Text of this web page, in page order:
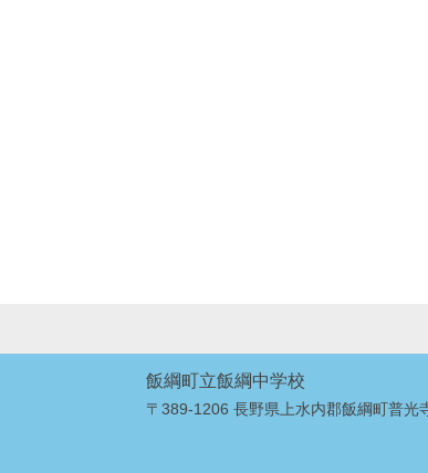
飯綱町立飯綱中学校
〒389-1206 長野県上水内郡飯綱町普